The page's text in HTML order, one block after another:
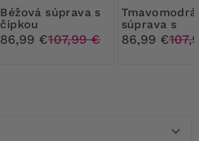
Béžová súprava s
čipkou
86,99 €107,99 €
Tmavomodrá
súprava s
čipkovaným
bolerkom
86,99 €
